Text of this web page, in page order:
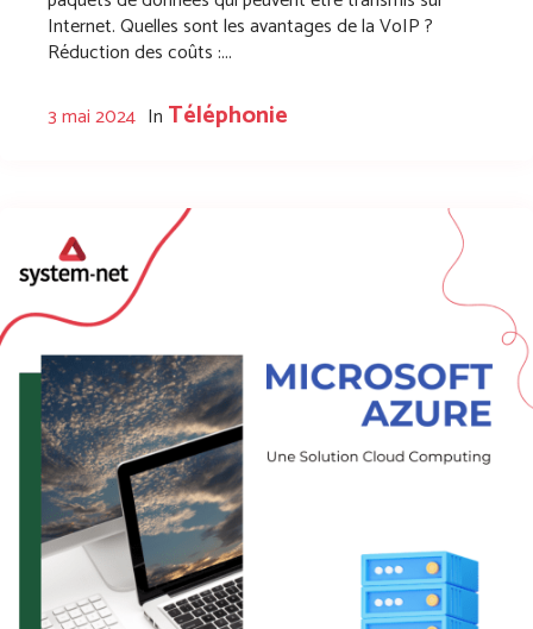
Internet. Quelles sont les avantages de la VoIP ?
Réduction des coûts :...
3 mai 2024 In Téléphonie